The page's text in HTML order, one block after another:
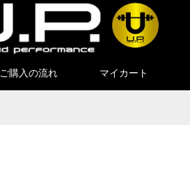
ご購入の流れ マイカート